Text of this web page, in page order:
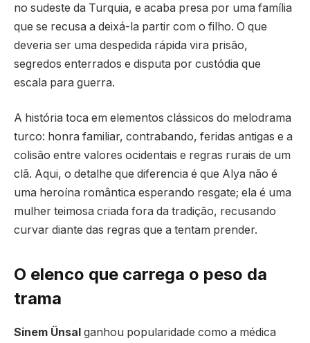
no sudeste da Turquia, e acaba presa por uma família
que se recusa a deixá-la partir com o filho. O que
deveria ser uma despedida rápida vira prisão,
segredos enterrados e disputa por custódia que
escala para guerra.
A história toca em elementos clássicos do melodrama
turco: honra familiar, contrabando, feridas antigas e a
colisão entre valores ocidentais e regras rurais de um
clã. Aqui, o detalhe que diferencia é que Alya não é
uma heroína romântica esperando resgate; ela é uma
mulher teimosa criada fora da tradição, recusando
curvar diante das regras que a tentam prender.
O elenco que carrega o peso da
trama
Sinem Ünsal ganhou popularidade como a médica